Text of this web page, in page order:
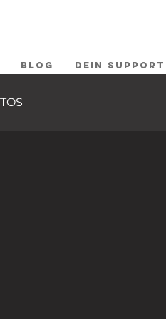
BLOG DEIN